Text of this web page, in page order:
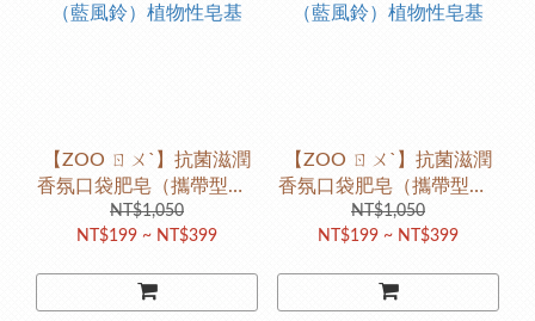
【ZOO ㄖㄨˋ】抗菌滋潤
香氛口袋肥皂（攜帶型） |
粉嫩玫瑰兔吃草莓（藍風
鈴）植物性皂基
NT$1,050
NT$199 ~ NT$399
【ZOO ㄖㄨˋ】抗菌滋潤
香氛口袋肥皂（攜帶型） |
櫻桃紅小猴吃香蕉（藍風
鈴）植物性皂基
NT$1,050
NT$199 ~ NT$399